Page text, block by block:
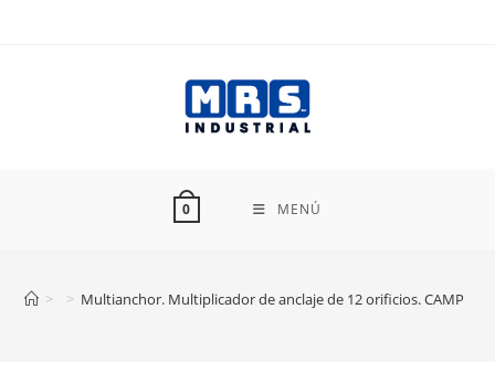
0 MENÚ
> > Multianchor. Multiplicador de anclaje de 12 orificios. CAMP